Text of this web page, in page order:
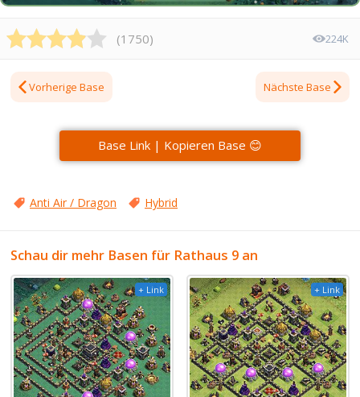
(1750) 224K
Vorherige Base Nächste Base
Base Link | Kopieren Base 😊
Anti Air / Dragon Hybrid
Schau dir mehr Basen für Rathaus 9 an
+ Link + Link